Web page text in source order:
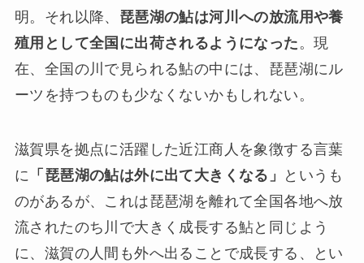
明。それ以降、 琵琶湖の鮎は河川への放流用や養
殖用として全国に出荷されるようになった 。現
在、全国の川で見られる鮎の中には、琵琶湖にル
ーツを持つものも少なくないかもしれない。
滋賀県を拠点に活躍した近江商人を象徴する言葉
に 「琵琶湖の鮎は外に出て大きくなる」
というも
のがあるが、これは琵琶湖を離れて全国各地へ放
流されたのち川で大きく成長する鮎と同じよう
に、滋賀の人間も外へ出ることで成長する、とい